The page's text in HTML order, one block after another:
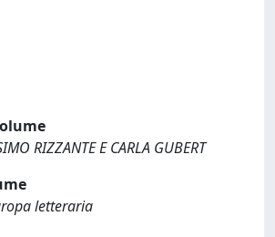
RIZZANTE E CARLA GUBERT
letteraria